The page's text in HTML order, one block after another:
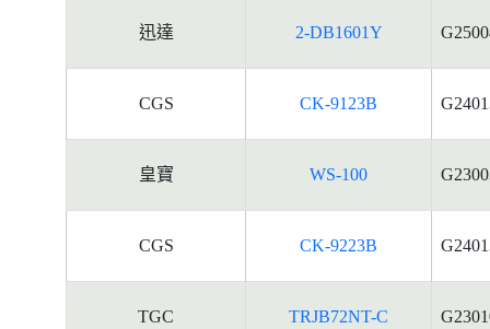
迅達 2-DB1601Y
CGS CK-9123B
皇寶 WS-100
CGS CK-9223B
TGC TRJB72NT-C